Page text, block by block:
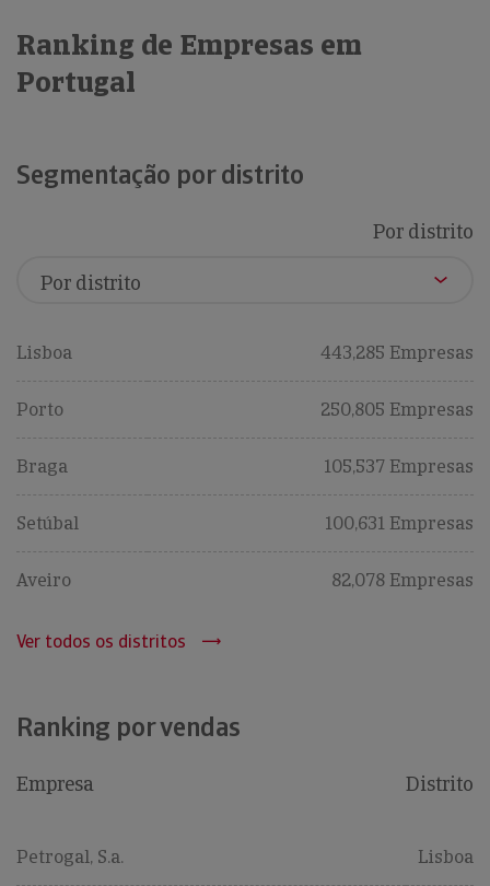
Ranking de Empresas em
Portugal
Segmentação por distrito
Por distrito
Lisboa 443,285 Empresas
Porto 250,805 Empresas
Braga 105,537 Empresas
Setúbal 100,631 Empresas
Aveiro 82,078 Empresas
Ver todos os distritos
Ranking por vendas
Empresa Distrito
Petrogal, S.a. Lisboa